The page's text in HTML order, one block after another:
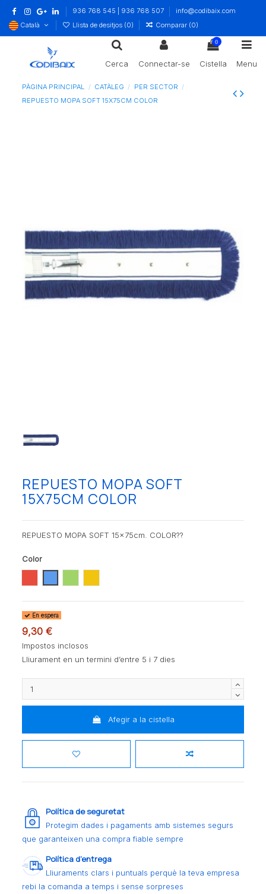
936 768 545 | 936 768 507
info@codibaix.com
Català
Llista de desitjos (0) Comparar (0)
Cerca Connectar-se
0
Cistella Menu
PÀGINA PRINCIPAL CATÀLEG
PER SECTOR
REPUESTO MOPA SOFT 15X75CM COLOR
REPUESTO MOPA SOFT
15X75CM COLOR
REPUESTO MOPA SOFT 15x75cm. COLOR??
Color
En espera
9,30 €
Impostos inclosos
Lliurament en un termini d’entre 5 i 7 dies
Afegir a la cistella
Política de seguretat
Protegim dades i pagaments amb sistemes segurs
que garanteixen una compra fiable sempre
Política d’entrega
Lliuraments clars i puntuals perquè la teva empresa
rebi la comanda a temps i sense sorpreses